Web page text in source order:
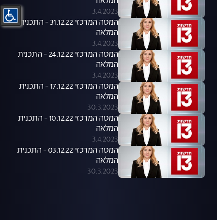
3.4.2023
המטה המרכזי 31.12.22 - התכנית
המלאה
3.4.2023
המטה המרכזי 24.12.22 - התכנית
המלאה
3.4.2023
המטה המרכזי 17.12.22 - התכנית
המלאה
30.3.2023
המטה המרכזי 10.12.22 - התכנית
המלאה
3.4.2023
המטה המרכזי 03.12.22 - התכנית
המלאה
30.3.2023